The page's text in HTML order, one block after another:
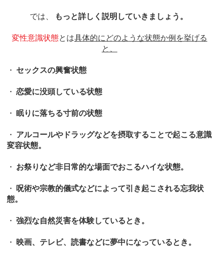
では、 もっと詳しく説明していきましょう。
変性意識状態とは具体的にどのような状態か例を挙げる
と、
・ セックスの興奮状態
・ 恋愛に没頭している状態
・ 眠りに落ちる寸前の状態
・ アルコールやドラッグなどを摂取することで起こる意識
変容状態。
・ お祭りなど非日常的な場面でおこるハイな状態。
・
呪術や宗教的儀式などによって引き起こされる忘我状
態。
・ 強烈な自然災害を体験しているとき。
・ 映画、テレビ、読書などに夢中になっているとき。